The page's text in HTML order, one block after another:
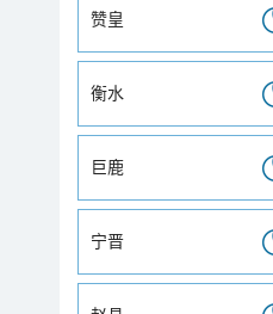
赞皇
衡水
巨鹿
宁晋